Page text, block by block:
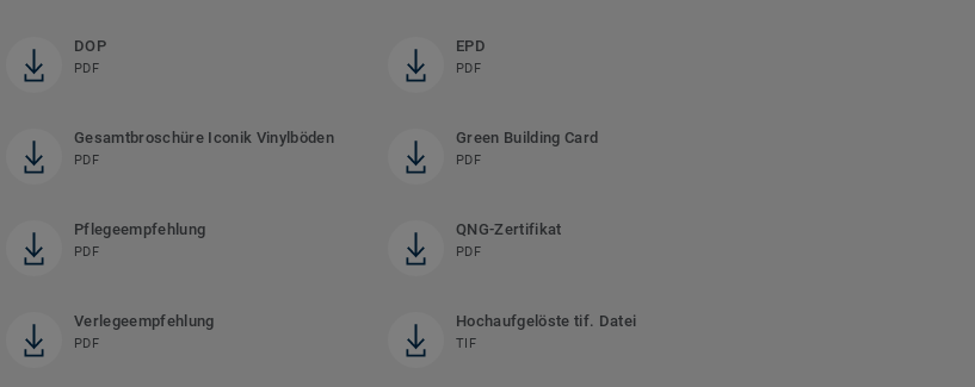
DOP
PDF
EPD
PDF
Gesamtbroschüre Iconik Vinylböden
PDF
Green Building Card
PDF
Pflegeempfehlung
PDF
QNG-Zertifikat
PDF
Verlegeempfehlung
PDF
Hochaufgelöste tif. Datei
TIF